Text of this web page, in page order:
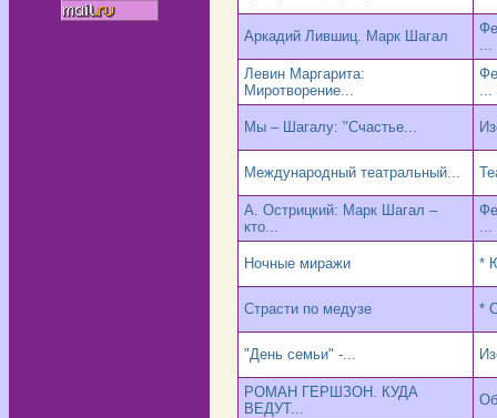
Аркадий Лившиц. Марк Шагал
...
Левин Маргарита:
Миротворение...
...
Мы – Шагалу: "Счастье...
Международный театральный...
А. Острицкий: Марк Шагал –
кто...
...
Ночные миражи *
Страсти по медузе *
"День семьи" -...
РОМАН ГЕРШЗОН. КУДА
ВЕДУТ...